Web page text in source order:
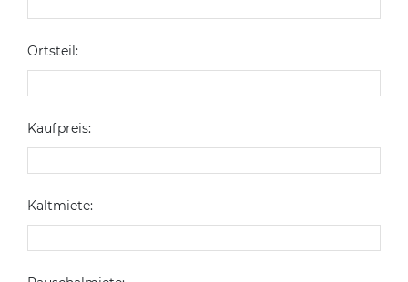
Ortsteil:
Kaufpreis:
Kaltmiete: